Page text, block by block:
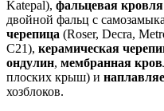
Katepal), фальцевая кровля
двойной фальц с
черепица (Roser, Decra,
С21), керамическая
ондулин, мембранная
плоских крыш) и
хозблоков.